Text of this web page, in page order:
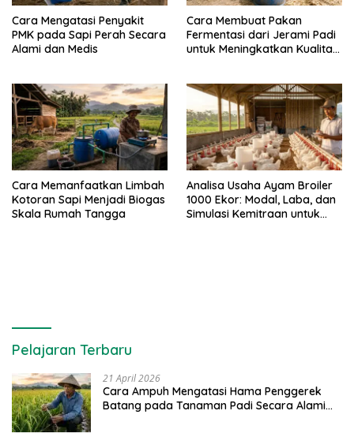
Cara Mengatasi Penyakit
PMK pada Sapi Perah Secara
Alami dan Medis
Cara Membuat Pakan
Fermentasi dari Jerami Padi
untuk Meningkatkan Kualitas
Cara Memanfaatkan Limbah
Kotoran Sapi Menjadi Biogas
Skala Rumah Tangga
Analisa Usaha Ayam Broiler
1000 Ekor: Modal, Laba, dan
Simulasi Kemitraan untuk
Pelajaran Terbaru
21 April 2026
Cara Ampuh Mengatasi Hama Penggerek
Batang pada Tanaman Padi Secara Alami